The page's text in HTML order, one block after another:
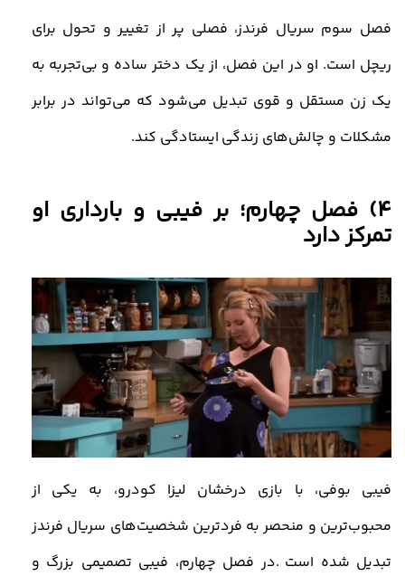
فصل سوم سریال فرندز، فصلی پر از تغییر و تحول برای
ریچل است. او در این فصل، از یک دختر ساده و بی‌تجربه به
یک زن مستقل و قوی تبدیل می‌شود که می‌تواند در برابر
مشکلات و چالش‌های زندگی ایستادگی کند.
4) فصل چهارم؛ بر فیبی و بارداری او
تمرکز دارد
فیبی بوفی، با بازی درخشان لیزا کودرو، به یکی از
محبوب‌ترین و منحصر به‌ فردترین شخصیت‌های سریال فرندز
تبدیل شده است .در فصل چهارم، فیبی تصمیمی بزرگ و